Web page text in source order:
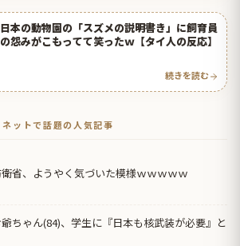
日本の動物園の「スズメの説明書き」に飼育員
の怨みがこもってて笑ったｗ【タイ人の反応】
続きを読む
ットで話題の人気記事
衛省、ようやく気づいた模様ｗｗｗｗｗ
ちゃん(84)、学生に『日本も核武装が必要』と